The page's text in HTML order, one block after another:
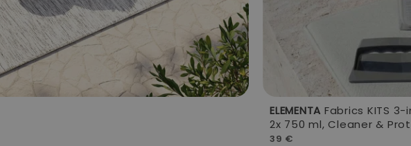
ELEMENTA Fabrics KITS
2x 750 ml, Cleaner &
39 €